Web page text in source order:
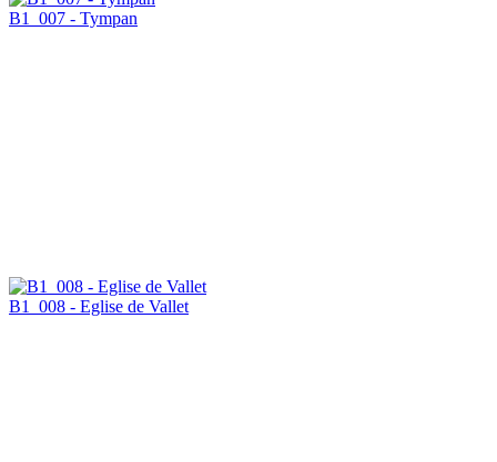
B1_007 - Tympan
B1_008 - Eglise de Vallet